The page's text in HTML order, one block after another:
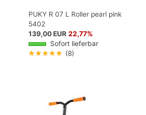
PUKY R 07 L Roller pearl pink
5402
139,00 EUR 22,77%
Sofort lieferbar
★★★★★ (8)